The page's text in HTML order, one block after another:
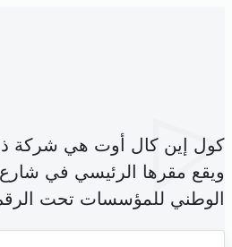
كول إين كال أوت هي شركة
ويقع مقرها الرئيسي في شارع الأرض عمارة
الوطني للمؤسسات تحت